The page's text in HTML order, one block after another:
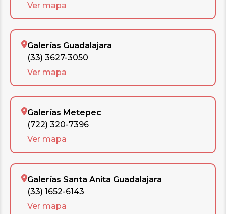
Ver mapa
Galerías Guadalajara
(33) 3627-3050
Ver mapa
Galerías Metepec
(722) 320-7396
Ver mapa
Galerías Santa Anita Guadalajara
(33) 1652-6143
Ver mapa